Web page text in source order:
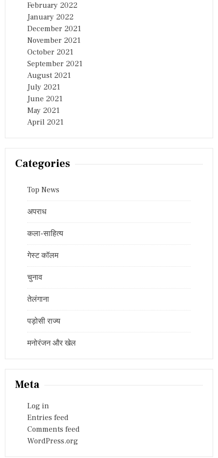
February 2022
January 2022
December 2021
November 2021
October 2021
September 2021
August 2021
July 2021
June 2021
May 2021
April 2021
Categories
Top News
अपराध
कला-साहित्य
गेस्ट कॉलम
चुनाव
तेलंगाना
पड़ोसी राज्य
मनोरंजन और खेल
Meta
Log in
Entries feed
Comments feed
WordPress.org